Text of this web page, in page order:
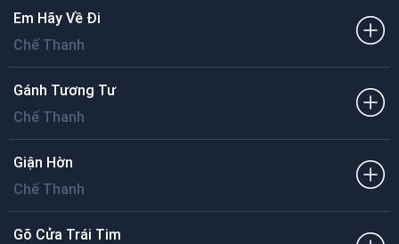
Em Hãy Về Đi
Chế Thanh
Gánh Tương Tư
Chế Thanh
Giận Hờn
Chế Thanh
Gõ Cửa Trái Tim